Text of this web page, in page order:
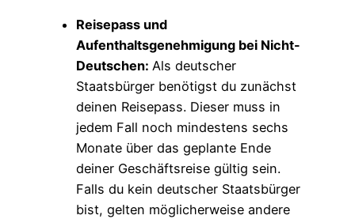
Reisepass und
Aufenthaltsgenehmigung bei Nicht-
Deutschen: Als deutscher
Staatsbürger benötigst du zunächst
deinen Reisepass. Dieser muss in
jedem Fall noch mindestens sechs
Monate über das geplante Ende
deiner Geschäftsreise gültig sein.
Falls du kein deutscher Staatsbürger
bist, gelten möglicherweise andere